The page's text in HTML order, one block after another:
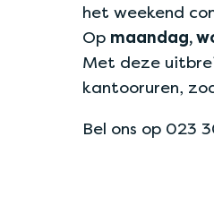
het weekend
Op maandag,
Met deze
kantooruren,
Bel ons op 023